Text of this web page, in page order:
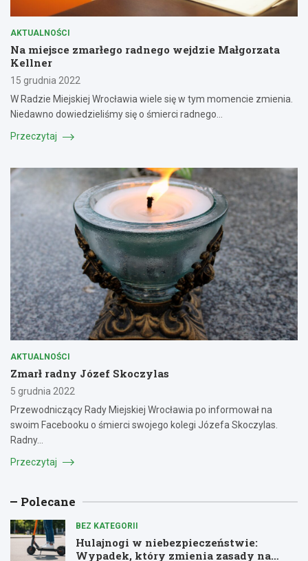
AKTUALNOŚCI
Na miejsce zmarłego radnego wejdzie Małgorzata
Kellner
15 grudnia 2022
W Radzie Miejskiej Wrocławia wiele się w tym momencie zmienia.
Niedawno dowiedzieliśmy się o śmierci radnego…
Przeczytaj
AKTUALNOŚCI
Zmarł radny Józef Skoczylas
5 grudnia 2022
Przewodniczący Rady Miejskiej Wrocławia po informował na
swoim Facebooku o śmierci swojego kolegi Józefa Skoczylas.
Radny…
Przeczytaj
Polecane
BEZ KATEGORII
Hulajnogi w niebezpieczeństwie:
Wypadek, który zmienia zasady na